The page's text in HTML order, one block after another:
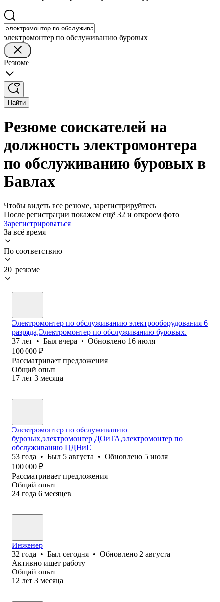
электромонтер по обслуживанию буровых
Резюме
Найти
Резюме соискателей на
должность электромонтера
по обслуживанию буровых в
Бавлах
Чтобы видеть все резюме, зарегистрируйтесь
После регистрации покажем ещё 32 и откроем фото
Зарегистрироваться
За всё время
По соответствию
20 резюме
Электромонтер по обслуживанию электрооборудования 6
разряда,Электромонтер по обслуживанию буровых.
37 лет • Был вчера • Обновлено 16 июля
100 000 ₽
Рассматривает предложения
Общий опыт
17 лет 3 месяца
Электромонтер по обслуживанию
буровых,электромонтер ДОиТА,электромонтер по
обслуживанию ЦДНиГ.
53 года • Был 5 августа • Обновлено 5 июля
100 000 ₽
Рассматривает предложения
Общий опыт
24 года 6 месяцев
Инженер
32 года • Был сегодня • Обновлено 2 августа
Активно ищет работу
Общий опыт
12 лет 3 месяца